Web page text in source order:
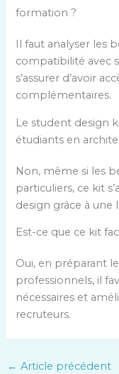
formation ?
Il faut analyser les
compatibilité avec
s’assurer d’avoir
complémentaires.
Le student design
étudiants en
Non, même si les
particuliers, ce kit
design grâce à une
Est-ce que ce kit
Oui, en préparant
professionnels, il
nécessaires et
recruteurs.
← Article précédent